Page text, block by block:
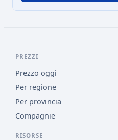
PREZZI
Prezzo oggi
Per regione
Per provincia
Compagnie
RISORSE